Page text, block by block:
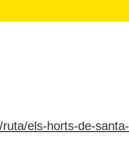
els-horts-de-santa-